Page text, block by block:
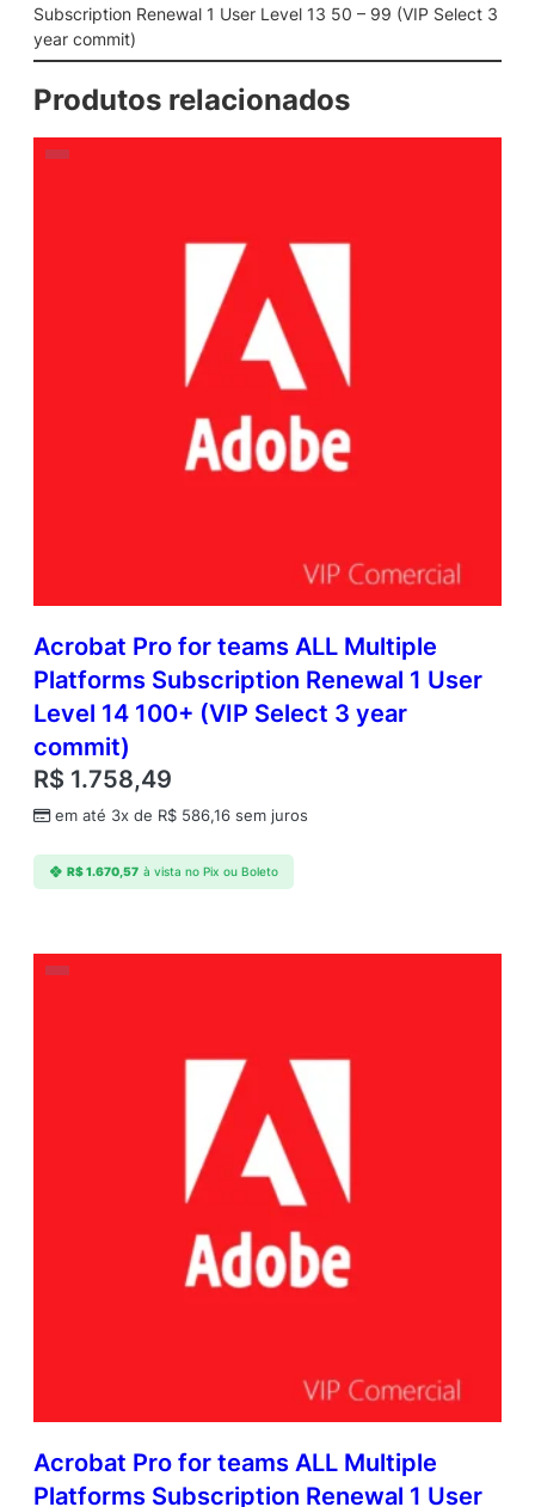
Subscription Renewal 1 User Level 13 50 – 99 (VIP Select 3
year commit)
Produtos relacionados
Acrobat Pro for teams ALL Multiple
Platforms Subscription Renewal 1 User
Level 14 100+ (VIP Select 3 year
commit)
R$ 1.758,49
em até 3x de R$ 586,16 sem juros
R$1.670,57 à vista no Pix ou Boleto
Acrobat Pro for teams ALL Multiple
Platforms Subscription Renewal 1 User